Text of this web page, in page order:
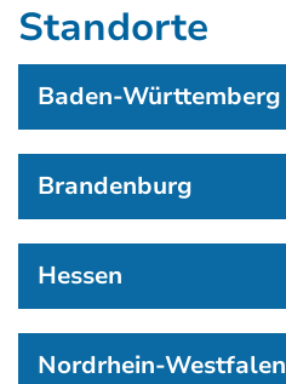
Standorte
Baden-Württemberg
Brandenburg
Hessen
Nordrhein-Westfalen